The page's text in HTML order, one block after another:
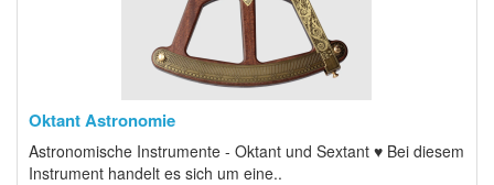
Oktant Astronomie
Astronomische Instrumente - Oktant und Sextant ♥ Bei diesem
Instrument handelt es sich um eine..